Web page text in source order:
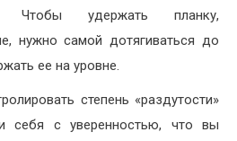
Чтобы удержать планку,
нужно самой дотягиваться до
ее на уровне.
степень «раздутости»
себя с уверенностью, что вы